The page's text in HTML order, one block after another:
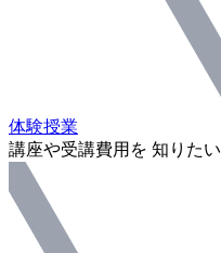
体験授業
講座や受講費用を 知りたい